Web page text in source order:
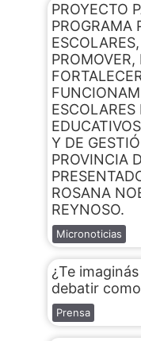
PROYECTO
PROGRAMA
Y DE
PROVINCIA
ROSANA
REYNOSO.
Micronoticias
¿Te
debatir
Prensa